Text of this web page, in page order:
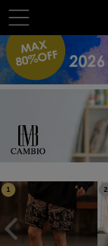
t
o
g
l
v
g
t
i
1 2